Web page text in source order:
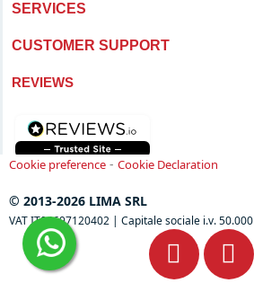
SERVICES
CUSTOMER SUPPORT
REVIEWS
Cookie preference - Cookie Declaration
© 2013-2026 LIMA SRL
VAT IT04697120402 | Capitale sociale i.v. 50.000